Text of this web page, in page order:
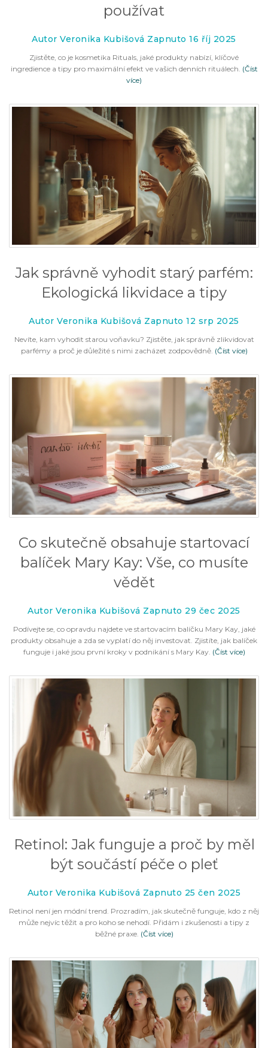
používat
Autor Veronika Kubišová Zapnuto 16 říj 2025
Zjistěte, co je kosmetika Rituals, jaké produkty nabízí, klíčové
ingredience a tipy pro maximální efekt ve vašich denních rituálech. (Číst
více)
Jak správně vyhodit starý parfém:
Ekologická likvidace a tipy
Autor Veronika Kubišová Zapnuto 12 srp 2025
Nevíte, kam vyhodit starou voňavku? Zjistěte, jak správně zlikvidovat
parfémy a proč je důležité s nimi zacházet zodpovědně. (Číst více)
Co skutečně obsahuje startovací
balíček Mary Kay: Vše, co musíte
vědět
Autor Veronika Kubišová Zapnuto 29 čec 2025
Podívejte se, co opravdu najdete ve startovacím balíčku Mary Kay, jaké
produkty obsahuje a zda se vyplatí do něj investovat. Zjistíte, jak balíček
funguje i jaké jsou první kroky v podnikání s Mary Kay. (Číst více)
Retinol: Jak funguje a proč by měl
být součástí péče o pleť
Autor Veronika Kubišová Zapnuto 25 čen 2025
Retinol není jen módní trend. Prozradím, jak skutečně funguje, kdo z něj
může nejvíc těžit a pro koho se nehodí. Přidám i zkušenosti a tipy z
běžné praxe. (Číst více)